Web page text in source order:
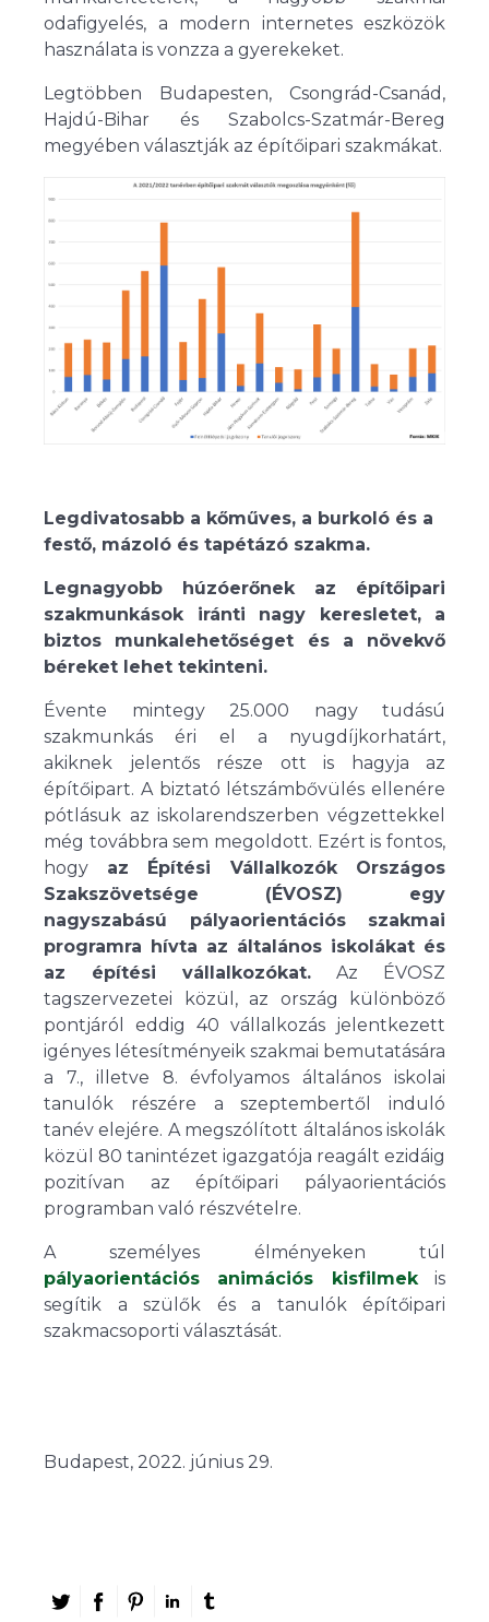
odafigyelés, a modern internetes eszközök
használata is vonzza a gyerekeket.
Legtöbben Budapesten, Csongrád-Csanád,
Hajdú-Bihar és Szabolcs-Szatmár-Bereg
megyében választják az építőipari szakmákat.
Legdivatosabb a kőműves, a burkoló és a
festő, mázoló és tapétázó szakma.
Legnagyobb húzóerőnek az építőipari
szakmunkások iránti nagy keresletet, a
biztos munkalehetőséget és a növekvő
béreket lehet tekinteni.
Évente mintegy 25.000 nagy tudású
szakmunkás éri el a nyugdíjkorhatárt,
akiknek jelentős része ott is hagyja az
építőipart. A biztató létszámbővülés ellenére
pótlásuk az iskolarendszerben végzettekkel
még továbbra sem megoldott. Ezért is fontos,
hogy az Építési Vállalkozók Országos
Szakszövetsége (ÉVOSZ) egy
nagyszabású pályaorientációs szakmai
programra hívta az általános iskolákat és
az építési vállalkozókat. Az ÉVOSZ
tagszervezetei közül, az ország különböző
pontjáról eddig 40 vállalkozás jelentkezett
igényes létesítményeik szakmai bemutatására
a 7., illetve 8. évfolyamos általános iskolai
tanulók részére a szeptembertől induló
tanév elejére. A megszólított általános iskolák
közül 80 tanintézet igazgatója reagált ezidáig
pozitívan az építőipari pályaorientációs
programban való részvételre.
A személyes élményeken túl
pályaorientációs animációs kisfilmekis
segítik a szülők és a tanulók építőipari
szakmacsoporti választását.
Budapest, 2022. június 29.